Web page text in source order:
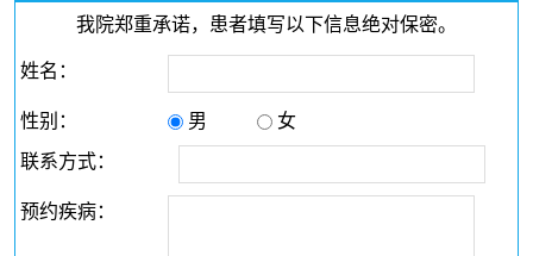
我院郑重承诺，患者填写以下信息绝对保密。
姓名：
性别： 男
女
联系方式：
预约疾病：